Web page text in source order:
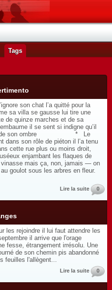
Tags
son chat l’a quitté pour la
sa villa se gausse lui tire une
de quinze marches et de sa
il se sent si indigne qu’il
de son ombre * Le
dans son rôle de piéton il l’a tenu
cette rue plus ou moins droit,
enjambant les flaques de
vinasse mais ça, non, jamais — on
goulot sous les arbres en fleur.
Lire la suite 0
les rejoindre il lui faut attendre les
il arrive que l'orage
fesse, étrangement irrésolu. Une
de son chemin pis abandonné
feuilles l'allègent...
Lire la suite 0